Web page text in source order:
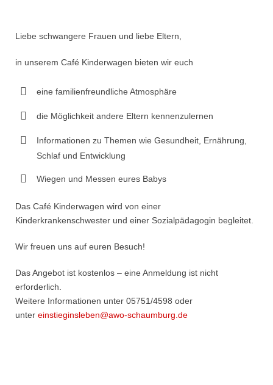
Liebe schwangere Frauen und liebe Eltern,
in unserem Café Kinderwagen bieten wir euch
eine familienfreundliche Atmosphäre
die Möglichkeit andere Eltern kennenzulernen
Informationen zu Themen wie Gesundheit, Ernährung,
Schlaf und Entwicklung
Wiegen und Messen eures Babys
Das Café Kinderwagen wird von einer
Kinderkrankenschwester und einer Sozialpädagogin begleitet.
Wir freuen uns auf euren Besuch!
Das Angebot ist kostenlos – eine Anmeldung ist nicht
erforderlich.
Weitere Informationen unter 05751/4598 oder
unter einstieginsleben@awo-schaumburg.de